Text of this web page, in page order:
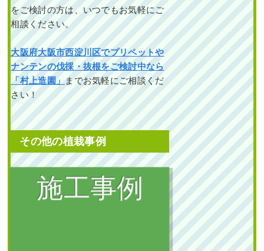
をご検討の方は、いつでもお気軽にご
相談ください。
大阪府大阪市西淀川区でプリペットや
ナンテンの伐採・抜根をご検討中なら
「村上造園」
までお気軽にご相談くだ
さい！
その他の植栽事例
植栽